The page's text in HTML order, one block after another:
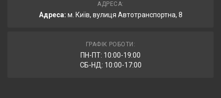
АДРЕСА:
Адреса: м. Київ, вулиця Автотранспортна, 8
ГРАФІК РОБОТИ:
ПН-ПТ: 10:00-19:00
СБ-НД: 10:00-17:00